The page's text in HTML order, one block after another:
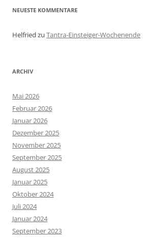
NEUESTE KOMMENTARE
Helfried zu Tantra-Einsteiger-Wochenende
ARCHIV
Mai 2026
Februar 2026
Januar 2026
Dezember 2025
November 2025
September 2025
August 2025
Januar 2025
Oktober 2024
Juli 2024
Januar 2024
September 2023